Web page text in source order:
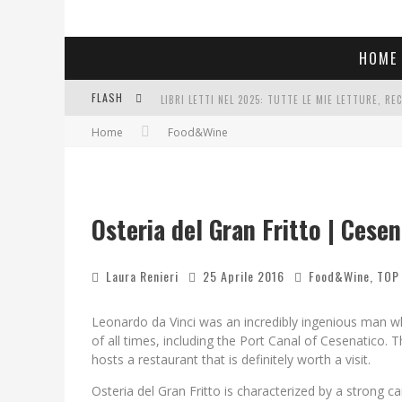
HOME
FLASH LIBRI LETTI NEL 2025: TUTTE LE MIE LETTURE,
COSA VEDIAMO QUESTA SERA? TE LO DICO IO:
Home Food&Wine
Osteria del Gran Fritto |
Laura Renieri 25 Aprile 2016 Food&Wine TOP
Leonardo da Vinci was an incredibly ingenious man
of all times, including the Port Canal of Cesenatico.
hosts a restaurant that is definitely worth a visit.
Osteria del Gran Fritto is characterized by a strong